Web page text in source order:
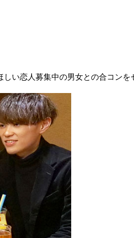
い恋人募集中の男女との合コン